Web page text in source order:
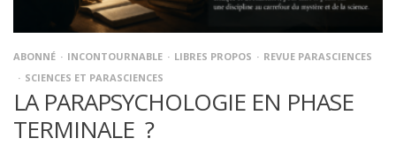
ABONNÉ INCONTOURNABLE LIBRES PROPOS
REVUE PARASCIENCES
SCIENCES ET PARASCIENCES
LA PARAPSYCHOLOGIE EN PHASE
TERMINALE ?